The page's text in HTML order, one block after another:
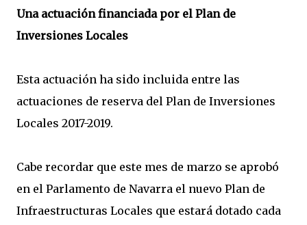
Una actuación financiada por el Plan de
Inversiones Locales
Esta actuación ha sido incluida entre las
actuaciones de reserva del Plan de Inversiones
Locales 2017-2019.
Cabe recordar que este mes de marzo se aprobó
en el Parlamento de Navarra el nuevo Plan de
Infraestructuras Locales que estará dotado cada